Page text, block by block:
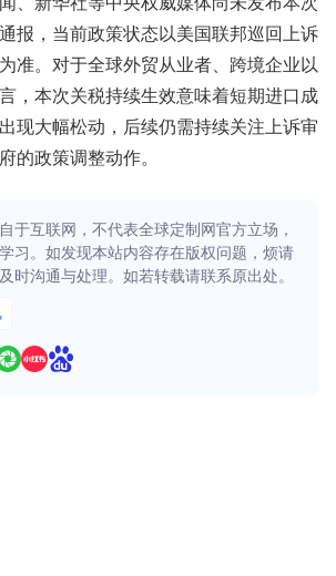
报，当前政策状态以美国联邦巡回上诉
准。对于全球外贸从业者、跨境企业以
，本次关税持续生效意味着短期进口成
现大幅松动，后续仍需持续关注上诉审
的政策调整动作。
于互联网，不代表全球定制网官方立场，
习。如发现本站内容存在版权问题，烦请
时沟通与处理。如若转载请联系原出处。